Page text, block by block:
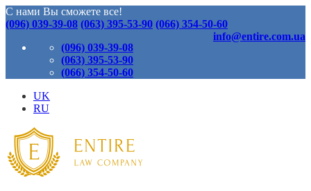
С нами Вы сможете все!
(096) 039-39-08 (063) 395-53-90 (066) 354-50-60
info@entire.com.ua
(096) 039-39-08
(063) 395-53-90
(066) 354-50-60
UK
RU